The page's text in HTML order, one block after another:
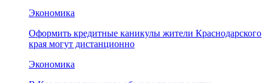
Экономика
Оформить кредитные каникулы жители Краснодарского
края могут дистанционно
Экономика